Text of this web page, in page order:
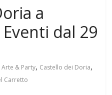
a
dal 29
Arte & Party, Castello dei Doria,
Carretto